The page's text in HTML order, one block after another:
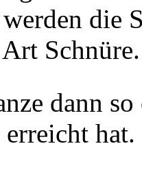
die
Schnüre.
dann
hat.